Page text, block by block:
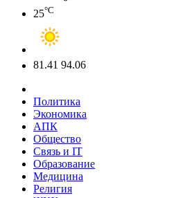
25°C
81.41 94.06
Политика
Экономика
АПК
Общество
Связь и IT
Образование
Медицина
Религия